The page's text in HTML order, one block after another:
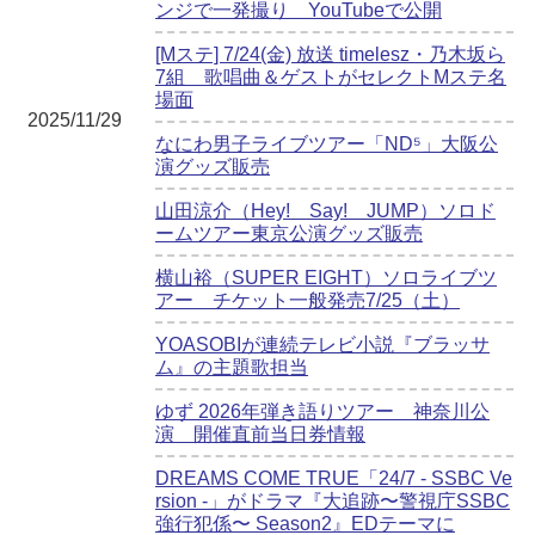
2025/11/29
ンジで一発撮り YouTubeで公開
[Mステ] 7/24(金) 放送 timelesz・乃木坂ら
7組 歌唱曲＆ゲストがセレクトMステ名
場面
なにわ男子ライブツアー「ND⁵」大阪公
演グッズ販売
山田涼介（Hey! Say! JUMP）ソロド
ームツアー東京公演グッズ販売
横山裕（SUPER EIGHT）ソロライブツ
アー チケット一般発売7/25（土）
YOASOBIが連続テレビ小説『ブラッサ
ム』の主題歌担当
ゆず 2026年弾き語りツアー 神奈川公
演 開催直前当日券情報
DREAMS COME TRUE「24/7 - SSBC Ve
rsion -」がドラマ『大追跡〜警視庁SSBC
強行犯係〜 Season2』EDテーマに